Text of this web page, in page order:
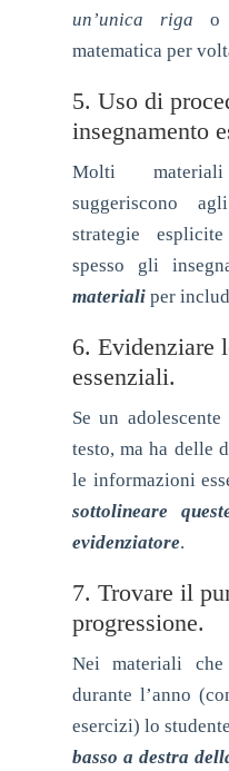
un’unica riga o
matematica per
5. Uso di
insegnamento
Molti
suggeriscono
strategie
spesso gli
materiali per
6. Evidenziare
essenziali.
Se un
testo, ma ha delle
le informazioni
sottolineare
evidenziatore.
7. Trovare il
progressione.
Nei materiali
durante l’anno
esercizi) lo
basso a destra